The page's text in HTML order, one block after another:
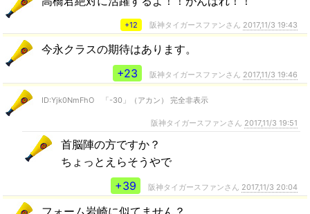
+12 阪神タイガースファンさん 2017,11/3 19:43
今永クラスの期待はあります。
+23
阪神タイガースファンさん 2017,11/3 19:46
ID:Yjk0NmFhO 「-30」（アカン） 完全非表示
阪神タイガースファンさん 2017,11/3 19:51
首脳陣の方ですか？
ちょっとえらそうやで
+39
阪神タイガースファンさん 2017,11/3 20:04
フォーム岩崎に似てません？